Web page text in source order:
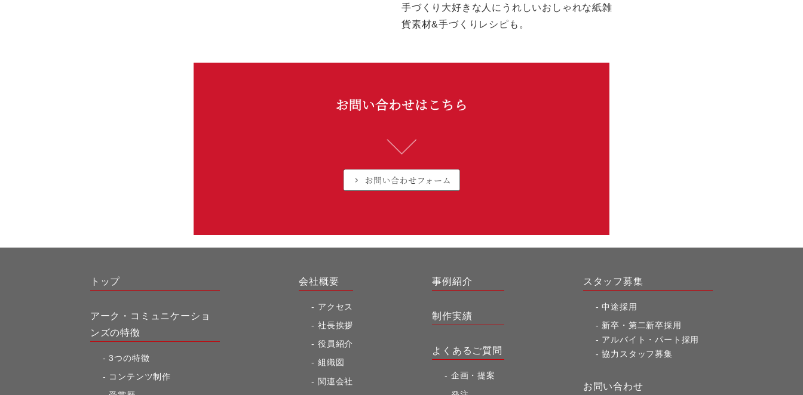
手づくり大好きな人にうれしいおしゃれな紙雑
貨素材&手づくりレシピも。
トップ
アーク・コミュニケーショ
ンズの特徴
3つの特徴
コンテンツ制作
会社概要
アクセス
社長挨拶
役員紹介
組織図
関連会社
事例紹介
制作実績
よくあるご質問
企画・提案
スタッフ募集
中途採用
新卒・第二新卒採用
アルバイト・パート採用
協力スタッフ募集
お問い合わせ